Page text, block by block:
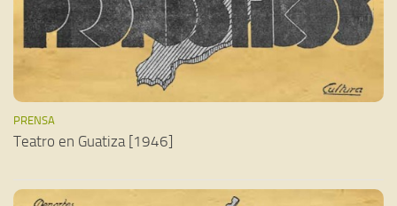
PRENSA
Teatro en Guatiza [1946]